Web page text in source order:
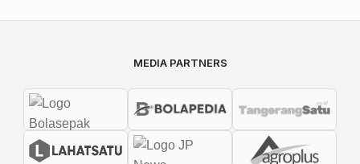
MEDIA PARTNERS